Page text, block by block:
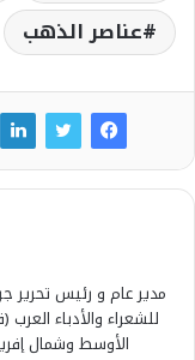
عناصر الذهب
مدير عام و رئيس تحرير
للشعراء والأدباء
الأوسط وشمال